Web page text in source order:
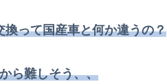
換って国産車と何か違うの？
ら難しそう、、